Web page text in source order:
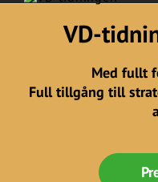
VD-
Med fullt
Full tillgång till